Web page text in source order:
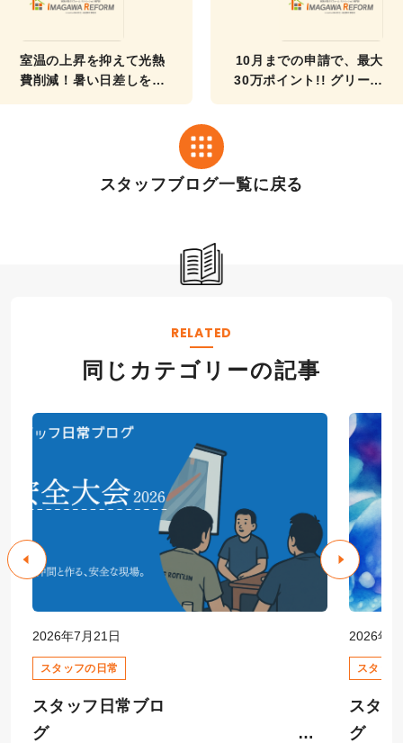
室温の上昇を抑えて光熱
費削減！暑い日差しを8
スタッフブログ一覧に戻る
10月までの申請で、最大
30万ポイント!! グリーン
RELATED
同じカテゴリーの記事
2026年7月21日
スタッフの日常
スタッフ日常ブロ
グ
2026年6
スタッ
スタ